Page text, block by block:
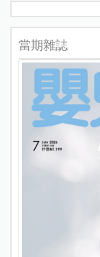
當期雜誌